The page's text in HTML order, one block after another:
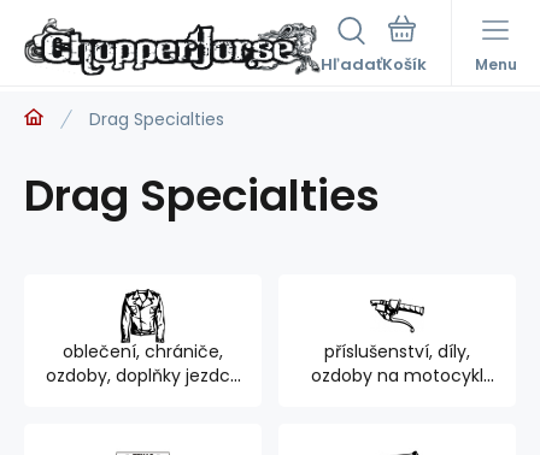
Hľadať Menu
Drag Specialties
Drag Specialties
oblečení, chrániče,
ozdoby, doplňky jezdce
příslušenství, díly,
ozdoby na motocykl